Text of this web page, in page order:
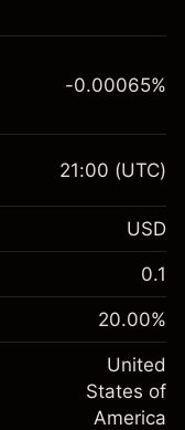
$1,000.00
(-$1.08)
$1,000.00
-0.000654
%
(-$0.03)
-0.00065%
21:00 (UTC)
USD
0.1
20.00%
United
States of
America